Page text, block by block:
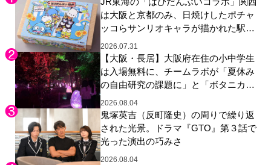
は大阪と京都のみ、日焼けしたポチャ
ッコらサンリオキャラが描かれた駅弁
やグッズが登場
2026.07.31
【大阪・長居】大阪府在住の小中学生
は入場無料に、チームラボが「夏休み
の自由研究の課題に」と「ボタニカル
ガーデン 大阪」へ招待
2026.08.04
鬼塚英吉（反町隆史）の周りで繰り返
された光景。ドラマ『GTO』第３話で
光った演出の巧みさ
2026.08.04